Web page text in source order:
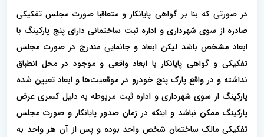
در صورتی که بنا بر گواهی پایانکار و متعاقبا صورت مجلس تفکیکی
صادره از سوی شهرداری و اداره ثبت ساختمانی دارای پنج پارکینگ با
ابعاد مشخص باشد لیکن ابعاد و جانمایی مندرج در صورت مجلس
تفکیکی و گواهی پایانکار با ابعاد واقعی و موجود در محل انطباق
نداشته و در واقع پارک پنج خودرو در موقعیت‌ها و ابعاد تعیین شده
پارکینگ از سوی شهرداری و اداره ثبت مربوطه به دلیل کسری عرض
پارکینگ ممکن نباشد و اینکه در زمان صدور پایانکار و صورت مجلس
تفکیکی مالک ساختمان شخص واحد بوده و پس از آن هر واحد به